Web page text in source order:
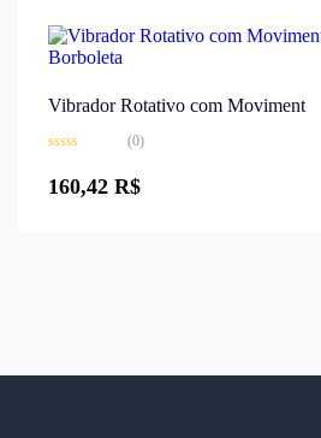
Vibrador Rotativo com Moviment
0
de
(0)
160,42 R$